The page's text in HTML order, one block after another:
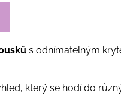
s odnímatelným
který se hodí do